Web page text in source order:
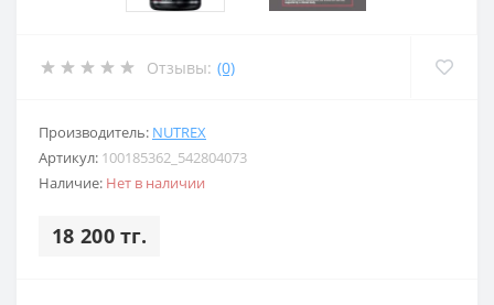
Отзывы: (0)
Производитель: NUTREX
Артикул: 100185362_542804073
Наличие: Нет в наличии
18 200 тг.